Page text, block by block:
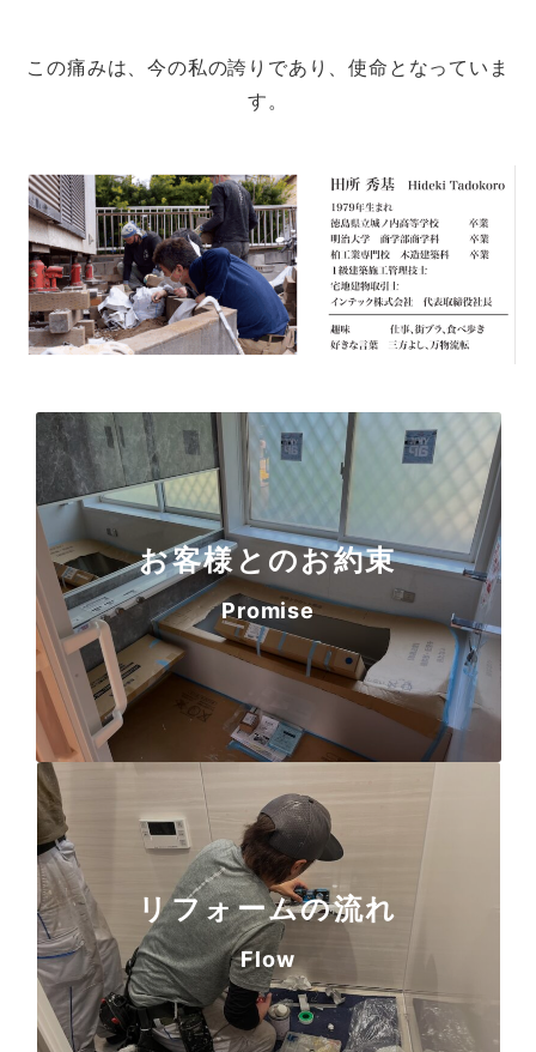
この痛みは、今の私の誇りであり、使命となっていま
す。
お客様とのお約束
Promise
リフォームの流れ
Flow